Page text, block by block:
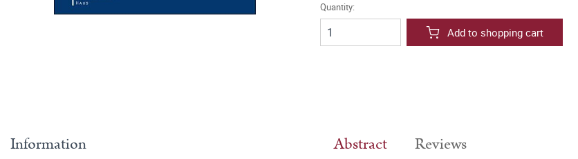
Quantity:
Add to shopping cart
Abstract Reviews
Information